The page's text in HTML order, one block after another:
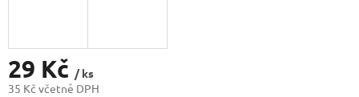
29 Kč / ks
35 Kč včetně DPH